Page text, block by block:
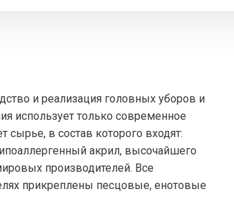
и реализация головных уборов и
использует только современное
в состав которого входят:
акрил, высочайшего
производителей. Все
прикреплены песцовые, енотовые